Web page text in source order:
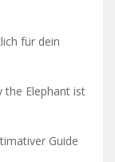
für dein
the Elephant ist
Guide